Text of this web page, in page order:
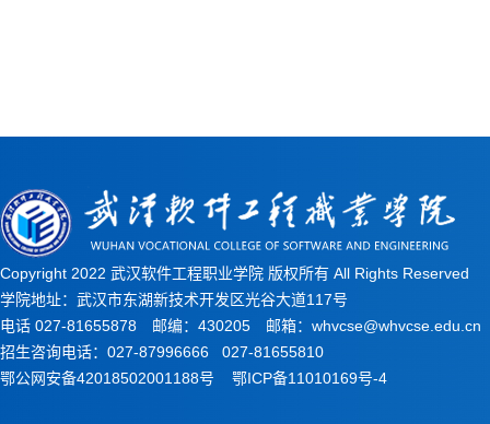
Copyright 2022 武汉软件工程职业学院 版权所有 All Rights Reserved
学院地址：武汉市东湖新技术开发区光谷大道117号
电话 027-81655878 邮编：430205 邮箱：whvcse@whvcse.edu.cn
招生咨询电话：027-87996666 027-81655810
鄂公网安备42018502001188号
鄂ICP备11010169号-4